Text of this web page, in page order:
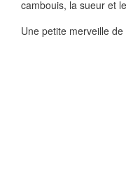
cambouis, la sueur et
Une petite merveille